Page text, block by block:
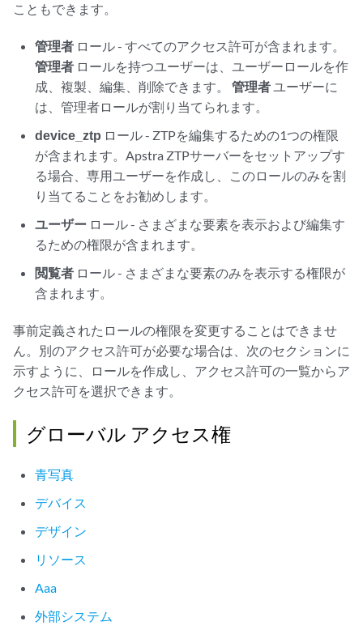
こともできます。
管理者 ロール - すべてのアクセス許可が含まれます。
管理者 ロールを持つユーザーは、ユーザーロールを作
成、複製、編集、削除できます。管理者ユーザーに
は、管理者ロールが割り当てられます。
device_ztp ロール - ZTPを編集するための1つの権限
が含まれます。Apstra ZTPサーバーをセットアップす
る場合、専用ユーザーを作成し、このロールのみを割
り当てることをお勧めします。
ユーザー ロール - さまざまな要素を表示および編集す
るための権限が含まれます。
閲覧者 ロール - さまざまな要素のみを表示する権限が
含まれます。
事前定義されたロールの権限を変更することはできませ
ん。別のアクセス許可が必要な場合は、次のセクションに
示すように、ロールを作成し、アクセス許可の一覧からア
クセス許可を選択できます。
グローバル アクセス権
青写真
デバイス
デザイン
リソース
Aaa
外部システム